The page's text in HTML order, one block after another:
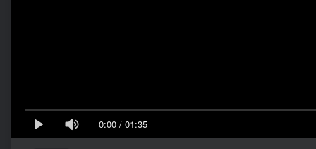
0:00 / 01:35